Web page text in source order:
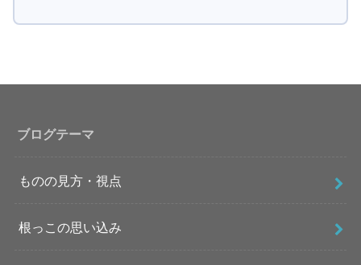
ブログテーマ
ものの見方・視点
根っこの思い込み